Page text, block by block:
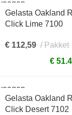
Gelasta Oakland
Click Lime 7100
€ 112,59
Pakket
€
Gelasta Oakland
Click Desert 7102